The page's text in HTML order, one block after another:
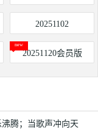
20251102
20251120会员版
腾；当歌声冲向天